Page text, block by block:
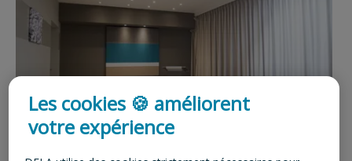
Les cookies 🍪 améliorent
votre expérience